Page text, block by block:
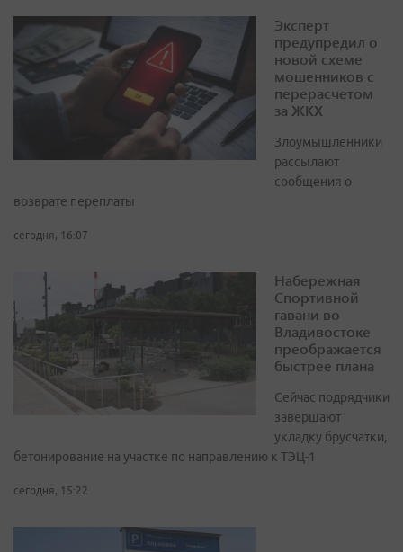
Эксперт
предупредил о
новой схеме
мошенников с
перерасчетом
за ЖКХ
Злоумышленники
рассылают
сообщения о
возврате переплаты
сегодня, 16:07
Набережная
Спортивной
гавани во
Владивостоке
преображается
быстрее плана
Сейчас подрядчики
завершают
укладку брусчатки,
бетонирование на участке по направлению к ТЭЦ-1
сегодня, 15:22